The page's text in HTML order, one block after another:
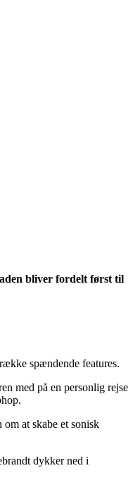
bliver fordelt først til
spændende features.
med på en personlig rejse
at skabe et sonisk
dykker ned i